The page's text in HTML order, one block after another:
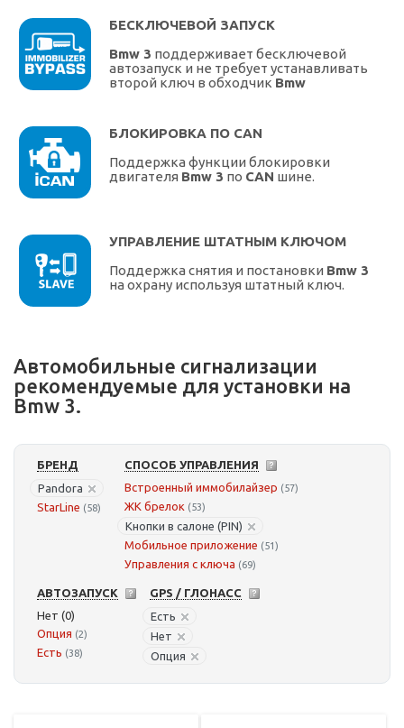
БЕСКЛЮЧЕВОЙ ЗАПУСК
Bmw 3 поддерживает бесключевой
автозапуск и не требует устанавливать
второй ключ в обходчик Bmw
БЛОКИРОВКА ПО CAN
Поддержка функции блокировки
двигателя Bmw 3 по CAN шине.
УПРАВЛЕНИЕ ШТАТНЫМ КЛЮЧОМ
Поддержка снятия и постановки Bmw 3
на охрану используя штатный ключ.
Автомобильные сигнализации
рекомендуемые для установки на
Bmw 3.
БРЕНД
Pandora
StarLine (58)
СПОСОБ УПРАВЛЕНИЯ
Встроенный иммобилайзер (57)
ЖК брелок (53)
Кнопки в салоне (PIN)
Мобильное приложение (51)
Управления с ключа (69)
АВТОЗАПУСК
Нет (0)
Опция (2)
Есть (38)
GPS / ГЛОНАСС
Есть
Нет
Опция